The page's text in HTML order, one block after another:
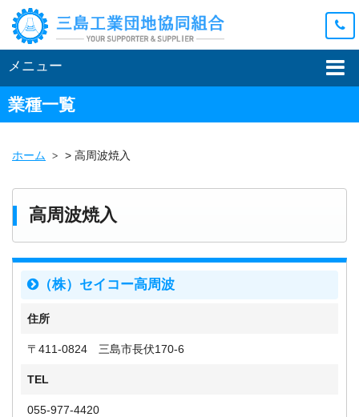
メニュー
業種一覧
ホーム > 高周波焼入
高周波焼入
（株）セイコー高周波
住所
〒411-0824 三島市長伏170-6
TEL
055-977-4420